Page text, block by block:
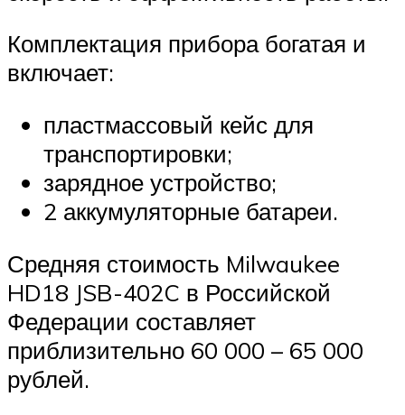
Комплектация прибора богатая и
включает:
пластмассовый кейс для
транспортировки;
зарядное устройство;
2 аккумуляторные батареи.
Средняя стоимость Milwaukee
HD18 JSB-402C в Российской
Федерации составляет
приблизительно 60 000 – 65 000
рублей.